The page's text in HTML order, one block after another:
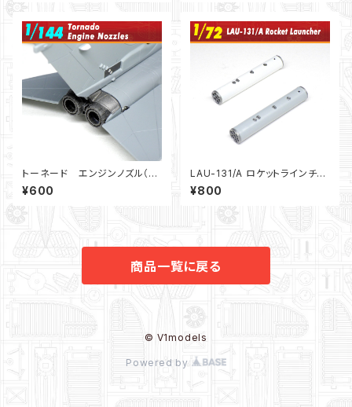
トーネード エンジンノズル（1/1
44）：F-toys/Platz用
¥600
LAU-131/A ロケットラインチャ
ー ２本セット(1/72)
¥800
商品一覧に戻る
© V1models
Powered by